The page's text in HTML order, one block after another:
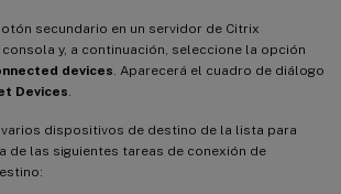
secundario en un servidor de Citrix
consola y, a continuación, seleccione la opción
devices . Aparecerá el cuadro de diálogo
Devices
dispositivos de destino de la lista para
de las siguientes tareas de conexión de